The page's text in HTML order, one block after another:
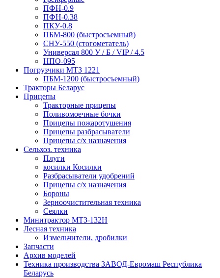
ПФН-0.9
ПФН-0.38
ПКУ-0.8
ПБМ-800 (быстросъемный)
СНУ-550 (стогометатель)
Универсал 800 У / Б / VIP / 4.5
НПО-095
Погрузчики МТЗ 1221
ПБМ-1200 (быстросъемный)
Тракторы Беларус
Прицепы
Тракторные прицепы
Поливомоечные бочки
Прицепы пожаротушения
Прицепы разбрасыватели
Прицепы с/х назначения
Сельхоз. техника
Плуги
косилки Косилки
Разбрасыватели удобрений
Прицепы с/х назначения
Бороны
Зерноочистительная техника
Сеялки
Минитрактор МТЗ-132Н
Лесная техника
Измельчители, дробилки
Запчасти
Архив моделей
Техника производства ЗАВОД-Евромаш Республика
Беларусь